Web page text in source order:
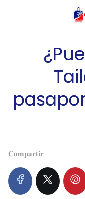
𝐂𝐨𝐦𝐩𝐚𝐫𝐭𝐢𝐫